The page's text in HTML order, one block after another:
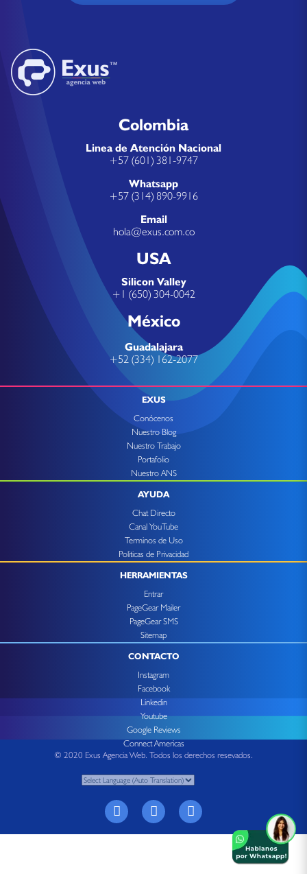
Colombia
Linea de Atención Nacional
+57 (601) 381-9747
Whatsapp
+57 (314) 890-9916
Email
hola@exus.com.co
USA
Silicon Valley
+1 (650) 304-0042
México
Guadalajara
+52 (334) 162-2077
EXUS
Conócenos
Nuestro Blog
Nuestro Trabajo
Portafolio
Nuestro ANS
AYUDA
Chat Directo
Canal YouTube
Terminos de Uso
Politicas de Privacidad
HERRAMIENTAS
Entrar
PageGear Mailer
PageGear SMS
Sitemap
CONTACTO
Instagram
Facebook
Linkedin
Youtube
Google Reviews
Connect Americas
© 2020 Exus Agencia Web. Todos los derechos resevados.